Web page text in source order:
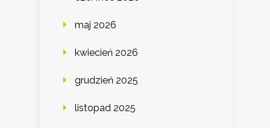
maj 2026
kwiecień 2026
grudzień 2025
listopad 2025